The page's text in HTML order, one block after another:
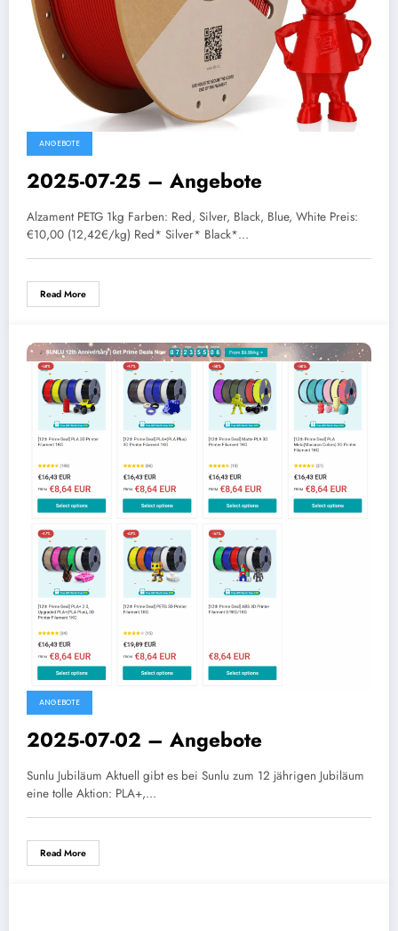
ANGEBOTE
2025-07-25 – Angebote
Alzament PETG 1kg Farben: Red, Silver, Black, Blue, White Preis:
€10,00 (12,42€/kg) Red* Silver* Black*…
Read More
ANGEBOTE
2025-07-02 – Angebote
Sunlu Jubiläum Aktuell gibt es bei Sunlu zum 12 jährigen Jubiläum
eine tolle Aktion: PLA+,…
Read More